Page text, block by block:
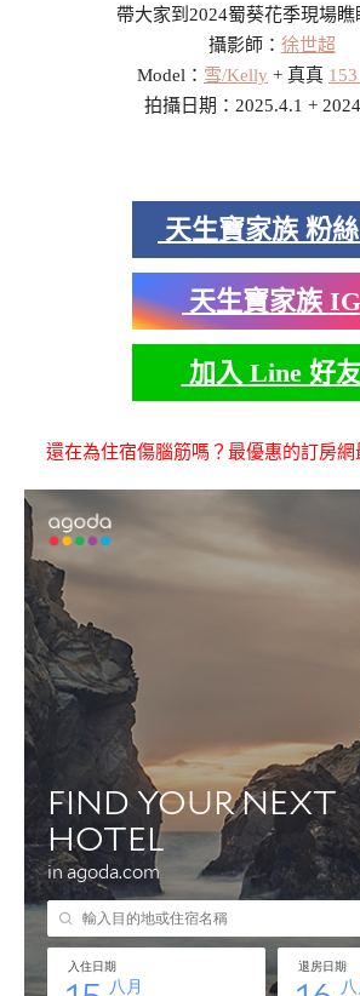
帶大家到2024蜀葵花季現場瞧
攝影師： 徐世超
Model： 雪/Kelly + 真真
拍攝日期：2025.4.1 +
天生寶家族 粉
天生寶家族 IG
加入 Line 好
還在為住宿傷腦筋嗎？最優惠的訂房網